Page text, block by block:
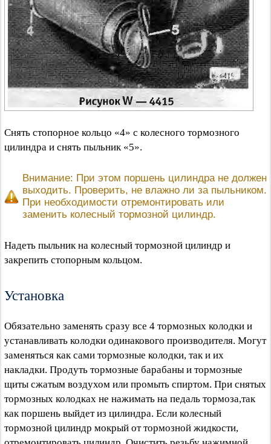
Снять стопорное кольцо «4» с колесного тормозного
цилиндра и снять пыльник «5».
Внимание: При этом поршень цилиндра не должен
выходить. Проверить, не влажно ли за пыльником.
При необходимости отремонтировать или
заменить колесный тормозной цилиндр.
Надеть пыльник на колесный тормозной цилиндр и
закрепить стопорным кольцом.
Установка
Обязательно заменять сразу все 4 тормозных колодки и
устанавливать колодки одинакового производителя. Могут
заменяться как сами тормозные колодки, так и их
накладки. Продуть тормозные барабаны и тормозные
щиты сжатым воздухом или промыть спиртом. При снятых
тормозных колодках не нажимать на педаль тормоза,так
как поршень выйдет из цилиндра. Если колесный
тормозной цилиндр мокрый от тормозной жидкости,